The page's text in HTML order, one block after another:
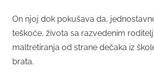
On njoj dok pokušava da,
teškoće, života sa razvedenim
maltretiranja od strane dečaka iz
brata.